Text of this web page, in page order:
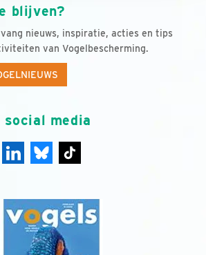
blijven?
nieuws, inspiratie, acties en tips
van Vogelbescherming.
social media